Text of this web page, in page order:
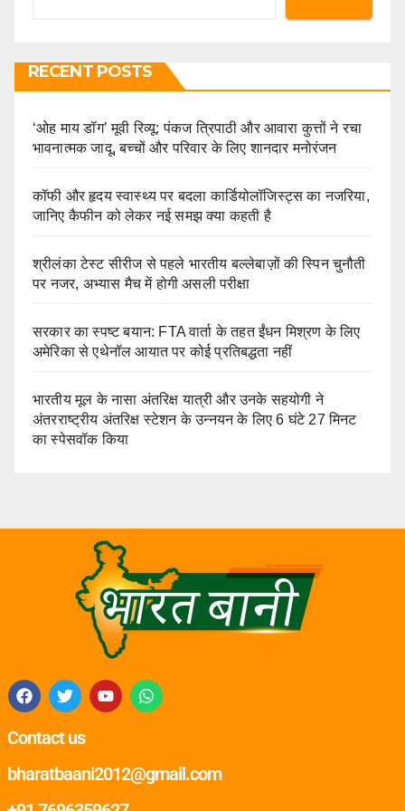
RECENT POSTS
‘ओह माय डॉग’ मूवी रिव्यू: पंकज त्रिपाठी और आवारा कुत्तों ने रचा
भावनात्मक जादू, बच्चों और परिवार के लिए शानदार मनोरंजन
कॉफी और हृदय स्वास्थ्य पर बदला कार्डियोलॉजिस्ट्स का नजरिया,
जानिए कैफीन को लेकर नई समझ क्या कहती है
श्रीलंका टेस्ट सीरीज से पहले भारतीय बल्लेबाज़ों की स्पिन चुनौती
पर नजर, अभ्यास मैच में होगी असली परीक्षा
सरकार का स्पष्ट बयान: FTA वार्ता के तहत ईंधन मिश्रण के लिए
अमेरिका से एथेनॉल आयात पर कोई प्रतिबद्धता नहीं
भारतीय मूल के नासा अंतरिक्ष यात्री और उनके सहयोगी ने
अंतरराष्ट्रीय अंतरिक्ष स्टेशन के उन्नयन के लिए 6 घंटे 27 मिनट
का स्पेसवॉक किया
Contact us
bharatbaani2012@gmail.com